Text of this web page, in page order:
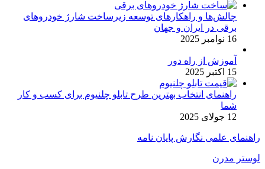
چالش‌ها و راهکارهای توسعه زیرساخت شارژ خودروهای
برقی در ایران و جهان
16 نوامبر 2025
آموزش از راه دور
15 اکتبر 2025
راهنمای انتخاب بهترین طرح تابلو چلنیوم برای کسب و کار
شما
12 جولای 2025
راهنمای علمی نگارش پایان نامه
لوستر مدرن